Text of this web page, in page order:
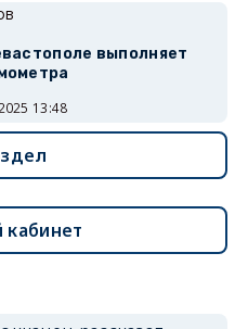
выполняет
13:48